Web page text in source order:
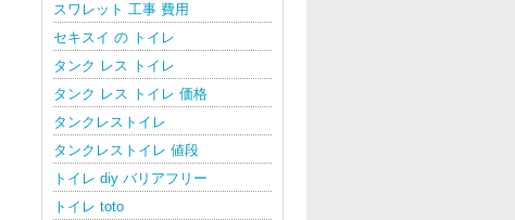
スワレット 工事 費用
セキスイ の トイレ
タンク レス トイレ
タンク レス トイレ 価格
タンクレストイレ
タンクレストイレ 値段
トイレ diy バリアフリー
トイレ toto